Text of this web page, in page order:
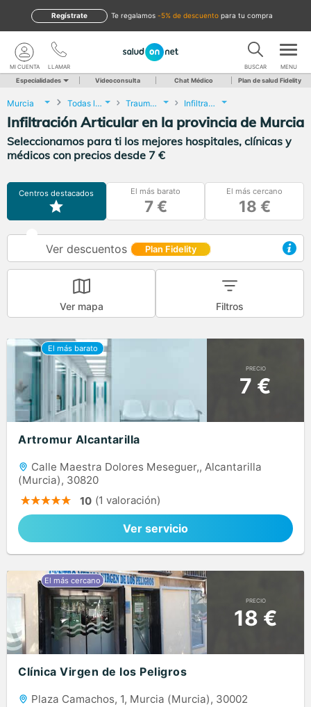
te regalamos -5% de descuento para tu compra
Regístrate
LLAMAR
MI CUENTA BUSCAR MENU
Especialidades Videoconsulta Chat Médico Plan de salud Fidelity
Murcia Todas las localidades Traumatología y Cirugía Ortopédica Infiltración Articular
Infiltración Articular en la provincia de Murcia
Seleccionamos para ti los mejores hospitales, clínicas y
médicos con precios desde 7 €
Centros destacados El más barato
7 €
El más cercano
18 €
Ver descuentos Plan Fidelity
Ver mapa Filtros
PRECIO
7 €
Artromur Alcantarilla
Calle Maestra Dolores Meseguer,, Alcantarilla
(Murcia), 30820
10 (1 valoración)
Ver servicio
PRECIO
18 €
Clínica Virgen de los Peligros
Plaza Camachos, 1, Murcia (Murcia), 30002